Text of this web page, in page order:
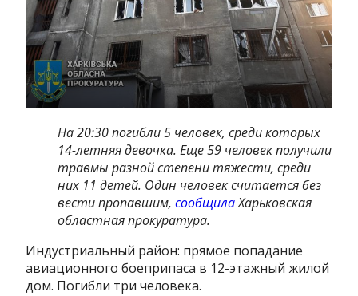
На 20:30 погибли 5 человек, среди которых
14-летняя девочка. Еще 59 человек получили
травмы разной степени тяжести, среди
них 11 детей. Один человек считается без
вести пропавшим,сообщилаХарьковская
областная прокуратура.
Индустриальный район: прямое попадание
авиационного боеприпаса в 12-этажный жилой
дом. Погибли три человека.